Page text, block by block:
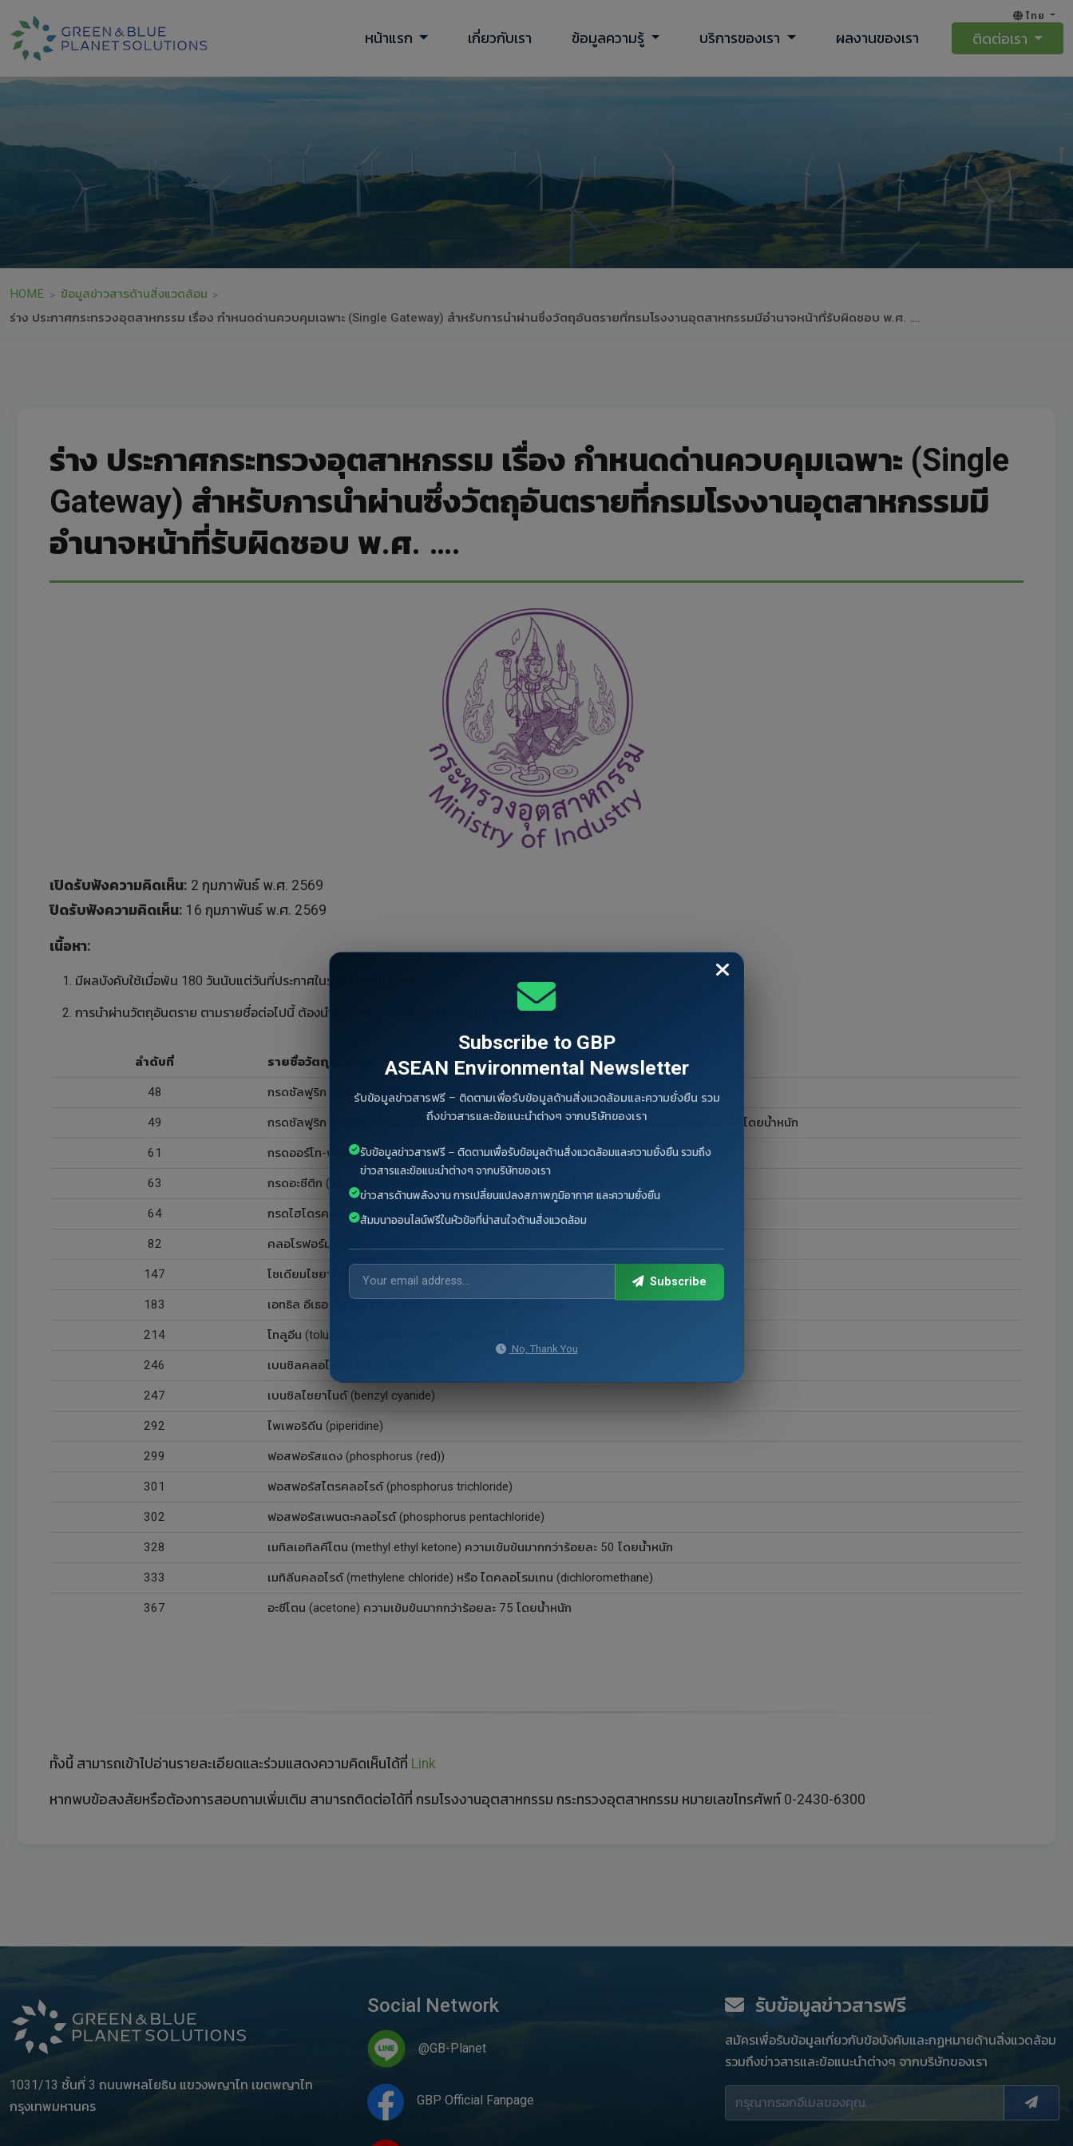
ไทย
หน้าแรก เกี่ยวกับเรา ข้อมูลความรู้ บริการของเรา ผลงานของเรา ติดต่อเรา
HOME > ข้อมูลข่าวสารด้านสิ่งแวดล้อม >
ร่าง ประกาศกระทรวงอุตสาหกรรม เรื่อง กำหนดด่านควบคุมเฉพาะ (Single Gateway) สำหรับการนำผ่านซึ่งวัตถุอันตรายที่กรมโรงงานอุตสาหกรรมมีอำนาจหน้าที่รับผิดชอบ พ.ศ. ….
ร่าง ประกาศกระทรวงอุตสาหกรรม เรื่อง กำหนดด่านควบคุมเฉพาะ (Single
Gateway) สำหรับการนำผ่านซึ่งวัตถุอันตรายที่กรมโรงงานอุตสาหกรรมมี
อำนาจหน้าที่รับผิดชอบ พ.ศ. ….
เปิดรับฟังความคิดเห็น: 2 กุมภาพันธ์ พ.ศ. 2569
ปิดรับฟังความคิดเห็น: 16 กุมภาพันธ์ พ.ศ. 2569
เนื้อหา:
มีผลบังคับใช้เมื่อพ้น 180 วันนับแต่วันที่ประกาศในราชกิจจานุเบกษา
การนำผ่านวัตถุอันตราย ตามรายชื่อต่อไปนี้ ต้องนำผ่าน ณ ด่านศุลกากรท่าเรือแหลมฉบัง เท่านั้น
ลำดับที่ รายชื่อวัตถุอันตราย
48 กรดซัลฟูริก (sulfuric acid) ความเข้มข้นมากกว่าร้อยละ 50 โดยน้ำหนัก
49 กรดซัลฟูริก ฟูมมิ่ง (sulfuric acid, fuming) หรือ โอเลียม (oleum) ความเข้มข้นมากกว่าร้อยละ 50 โดยน้ำหนัก
61 กรดออร์โท-ฟอสฟอริก (o-phosphoric acid) ความเข้มข้นมากกว่าร้อยละ 25 โดยน้ำหนัก
63 กรดอะซีติก (acetic acid) ความเข้มข้นมากกว่าร้อยละ 80 โดยน้ำหนัก
64 กรดไฮโดรคลอรก (hydrochloric acid) ความเข้มข้นมากกว่าร้อยละ 15 โดยน้ำหนัก
82 คลอโรฟอร์ม (chloroform)
147 โซเดียมไซยาไนด์ (sodium cyanide)
183 เอทธิล อีเธอร์ (ethyl ether, ethyl oxide, ether, diethyl ether)
214 โทลูอีน (toluene) ความเข้มข้นมากกว่าร้อยละ 75 โดยน้ำหนัก
246 เบนซิลคลอไรด์ (benzyl chloride)
247 เบนซิลไซยาไนด์ (benzyl cyanide)
292 ไพเพอริดีน (piperidine)
299 ฟอสฟอรัสแดง (phosphorus (red))
301 ฟอสฟอรัสไตรคลอไรด์ (phosphorus trichloride)
302 ฟอสฟอรัสเพนตะคลอไรด์ (phosphorus pentachloride)
328 เมทิลเอทิลคีโตน (methyl ethyl ketone) ความเข้มข้นมากกว่าร้อยละ 50 โดยน้ำหนัก
333 เมทิลีนคลอไรด์ (methylene chloride) หรือ ไดคลอโรมเทน (dichloromethane)
367 อะซีโตน (acetone) ความเข้มข้นมากกว่าร้อยละ 75 โดยน้ำหนัก
ทั้งนี้ สามารถเข้าไปอ่านรายละเอียดและร่วมแสดงความคิดเห็นได้ที่ Link
หากพบข้อสงสัยหรือต้องการสอบถามเพิ่มเติม สามารถติดต่อได้ที่ กรมโรงงานอุตสาหกรรม กระทรวงอุตสาหกรรม หมายเลขโทรศัพท์ 0-2430-6300
1031/13 ชั้นที่ 3 ถนนพหลโยธิน แขวงพญาไท เขตพญาไท
กรุงเทพมหานคร
Social Network
@GB-Planet
GBP Official Fanpage
รับข้อมูลข่าวสารฟรี
สมัครเพื่อรับข้อมูลเกี่ยวกับข้อบังคับและกฏหมายด้านสิ่งแวดล้อม
รวมถึงข่าวสารและข้อแนะนำต่างๆ จากบริษัทของเรา
Subscribe to GBP
ASEAN Environmental Newsletter
รับข้อมูลข่าวสารฟรี – ติดตามเพื่อรับข้อมูลด้านสิ่งแวดล้อมและความยั่งยืน รวม
ถึงข่าวสารและข้อแนะนำต่างๆ จากบริษัทของเรา
รับข้อมูลข่าวสารฟรี – ติดตามเพื่อรับข้อมูลด้านสิ่งแวดล้อมและความยั่งยืน รวมถึง
ข่าวสารและข้อแนะนำต่างๆ จากบริษัทของเรา
ข่าวสารด้านพลังงาน การเปลี่ยนแปลงสภาพภูมิอากาศ และความยั่งยืน
สัมมนาออนไลน์ฟรีในหัวข้อที่น่าสนใจด้านสิ่งแวดล้อม
Subscribe
No, Thank You